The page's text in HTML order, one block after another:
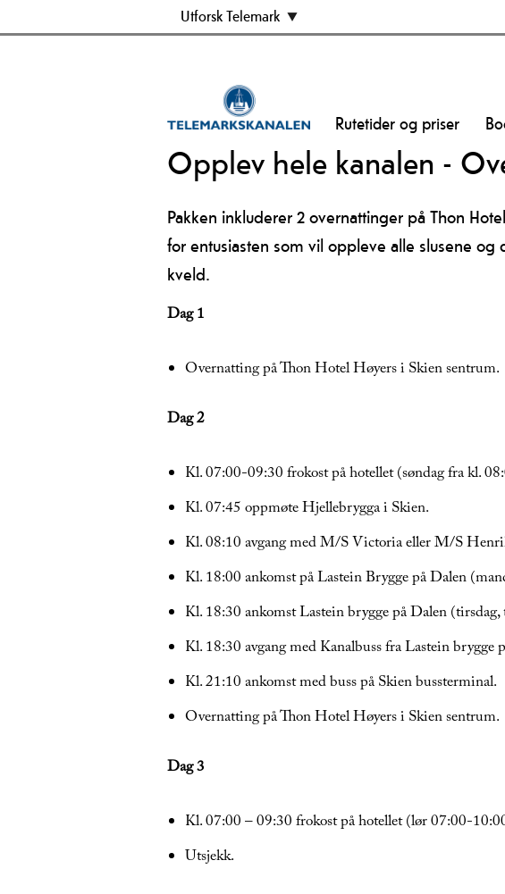
Utforsk Telemark
Rutetider og priser
Opplev hele kanalen -
Pakken inkluderer 2 overnattinger på Thon
for entusiasten som vil oppleve alle slusene
kveld.
Dag 1
Overnatting på Thon Hotel Høyers i Skien sentrum.
Dag 2
Kl. 07:00-09:30 frokost på hotellet (søndag fra kl.
Kl. 07:45 oppmøte Hjellebrygga i Skien.
Kl. 08:10 avgang med M/S Victoria eller M/S
Kl. 18:00 ankomst på Lastein Brygge på Dalen
Kl. 18:30 ankomst Lastein brygge på Dalen
Kl. 18:30 avgang med Kanalbuss fra Lastein brygge
Kl. 21:10 ankomst med buss på Skien bussterminal.
Overnatting på Thon Hotel Høyers i Skien sentrum.
Dag 3
Kl. 07:00 – 09:30 frokost på hotellet (lør 07:00-
Utsjekk.